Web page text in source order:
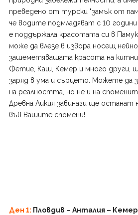
преведено от турски "замък от
че водите подмладяват с 10
е поддържала красотата си в
може да влезе в извора носещ
зашеметяващата красота на
Фетие, Каш, Кемер и много други,
заряд в ума и сърцето. Можете да
на реалността, но не и на
Древна Ликия завинаги ще останат
във Вашите спомени!
Ден 1: Пловдив – Анталия – Кемер